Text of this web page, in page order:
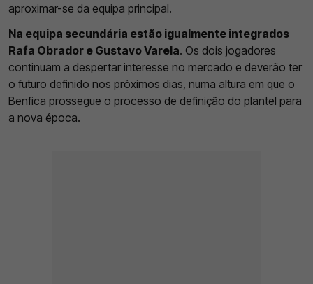
aproximar-se da equipa principal.
Na equipa secundária estão igualmente integrados
Rafa Obrador e Gustavo Varela. Os dois jogadores
continuam a despertar interesse no mercado e deverão ter
o futuro definido nos próximos dias, numa altura em que o
Benfica prossegue o processo de definição do plantel para
a nova época.